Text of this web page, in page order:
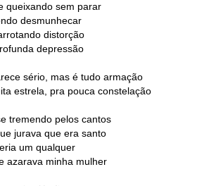
queixando sem parar
desmunhecar
distorção
depressão
sério, mas é tudo armação
estrela, pra pouca constelação
tremendo pelos cantos
jurava que era santo
um qualquer
azarava minha mulher